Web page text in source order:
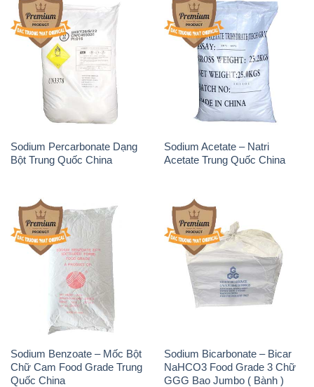
Sodium Percarbonate Dạng
Bột Trung Quốc China
Sodium Acetate – Natri
Acetate Trung Quốc China
Sodium Benzoate – Mốc Bột
Chữ Cam Food Grade Trung
Quốc China
Sodium Bicarbonate – Bicar
NaHCO3 Food Grade 3 Chữ
GGG Bao Jumbo ( Bành )